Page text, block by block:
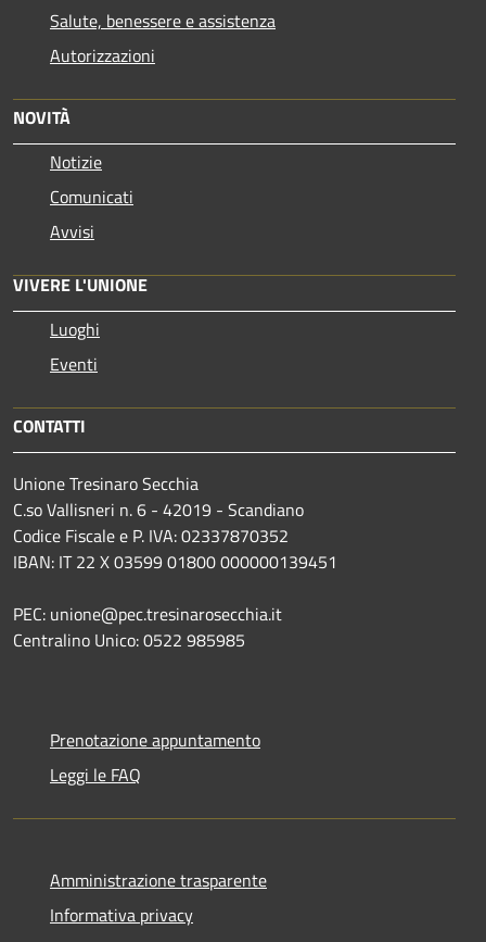
Salute, benessere e assistenza
Autorizzazioni
NOVITÀ
Notizie
Comunicati
Avvisi
VIVERE L'UNIONE
Luoghi
Eventi
CONTATTI
Unione Tresinaro Secchia
C.so Vallisneri n. 6 - 42019 - Scandiano
Codice Fiscale e P. IVA: 02337870352
IBAN: IT 22 X 03599 01800 000000139451
PEC: unione@pec.tresinarosecchia.it
Centralino Unico: 0522 985985
Prenotazione appuntamento
Leggi le FAQ
Amministrazione trasparente
Informativa privacy